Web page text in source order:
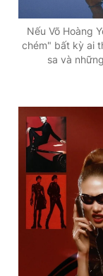
Nếu Võ Hoàng
chém" bất kỳ ai
sa và